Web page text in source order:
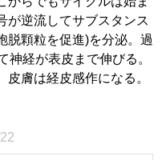
が逆流してサブスタンス
脱顆粒を促進)を分泌。過
神経が表皮まで伸びる。
膚は経皮感作になる。